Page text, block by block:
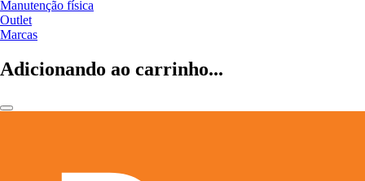
Manutenção física
Outlet
Marcas
Adicionando ao carrinho...